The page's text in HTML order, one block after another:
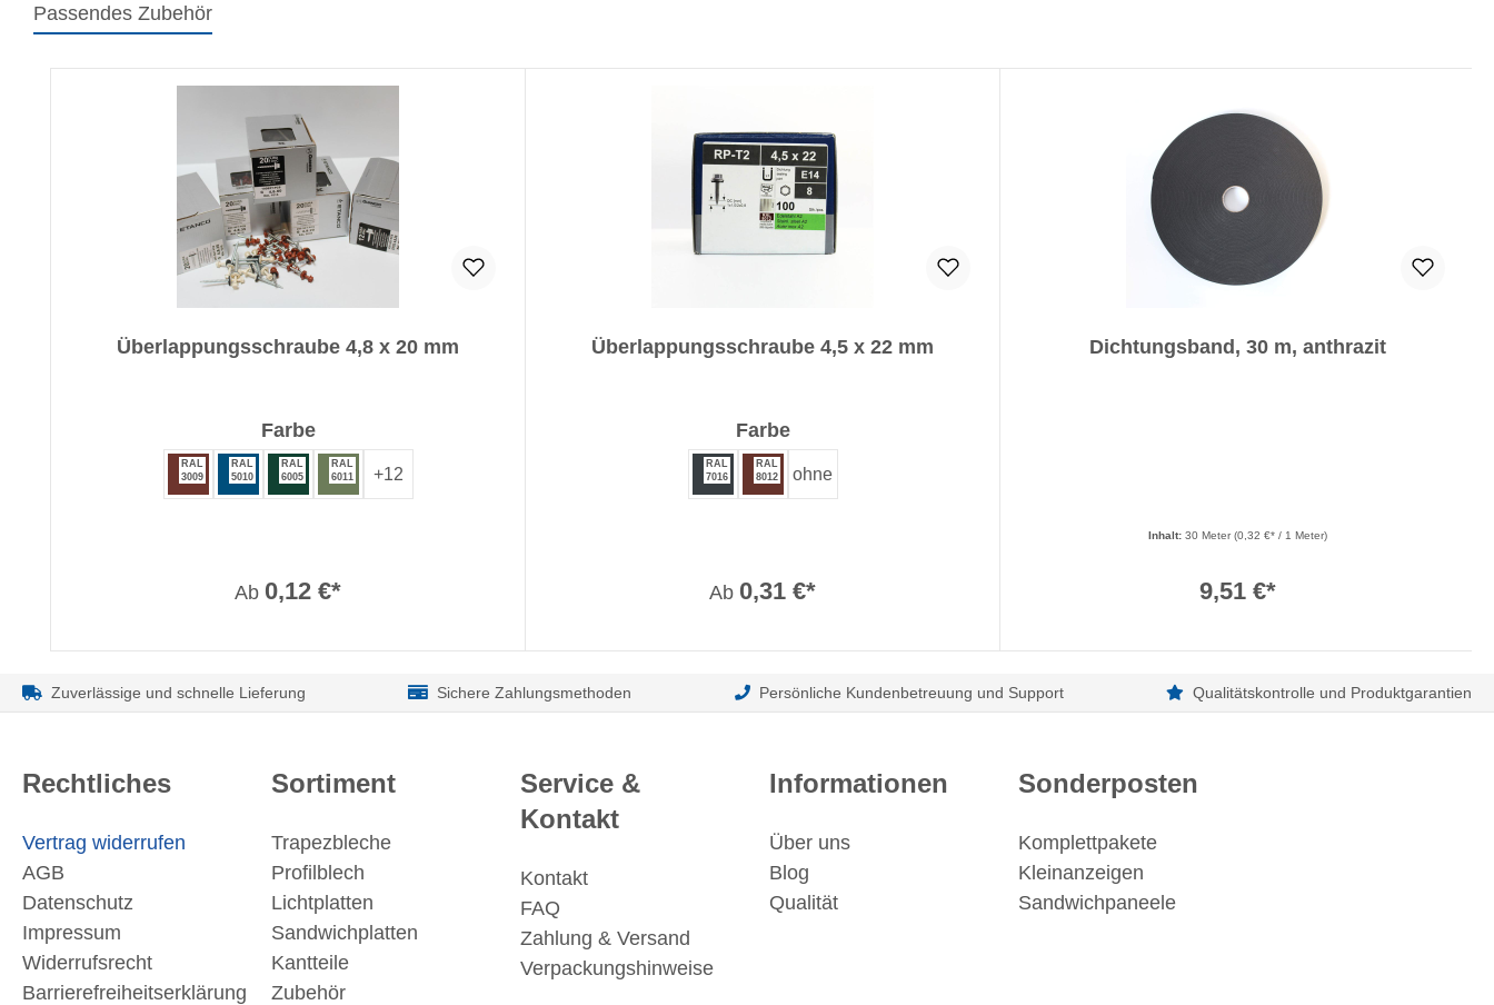
Passendes Zubehör
Überlappungsschraube 4,8 x 20 mm
Farbeauswählen
RAL
3009
RAL
5010
RAL
6005
RAL
6011
+12
Ab 0,12 €*
Überlappungsschraube 4,5 x 22 mm
Farbeauswählen
RAL
7016
RAL
8012
ohne
Ab 0,31 €*
Dichtungsband, 30 m, anthrazit
Inhalt: 30 Meter (0,32 €* / 1 Meter)
9,51 €*
Zuverlässige und schnelle Lieferung Sichere Zahlungsmethoden Persönliche Kundenbetreuung und Support Qualitätskontrolle und Produktgarantien
Rechtliches
Vertrag widerrufen
AGB
Datenschutz
Impressum
Widerrufsrecht
Barrierefreiheitserklärung
Sortiment
Trapezbleche
Profilblech
Lichtplatten
Sandwichplatten
Kantteile
Zubehör
Service &
Kontakt
Kontakt
FAQ
Zahlung & Versand
Verpackungshinweise
Informationen
Über uns
Blog
Qualität
Sonderposten
Komplettpakete
Kleinanzeigen
Sandwichpaneele